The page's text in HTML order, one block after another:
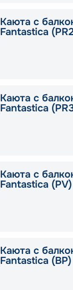
Каюта с
Fantastica
Каюта с
Fantastica
Каюта с
Fantastica (PV)
Каюта с
Fantastica (BP)